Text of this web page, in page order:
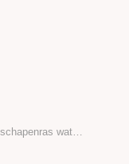
wat…